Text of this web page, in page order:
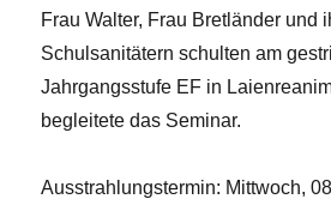
Frau Walter, Frau Bretländer und
Schulsanitätern schulten am
Jahrgangsstufe EF in
begleitete das Seminar.
Ausstrahlungstermin: Mittwoch,